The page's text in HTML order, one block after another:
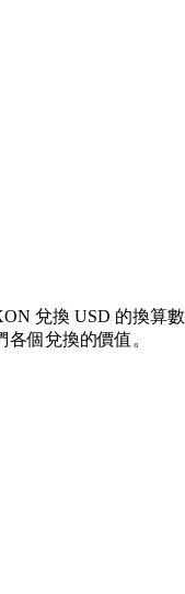
兌換 USD 的換算
個兌換的價值。